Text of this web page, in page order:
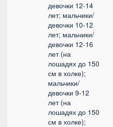
девочки 12-14
лет; мальчики/
девочки 10-12
лет; мальчики/
девочки 12-16
лет (на
лошадях до 150
см в холке);
мальчики/
девочки 9-12
лет (на
лошадях до 150
см в холке);